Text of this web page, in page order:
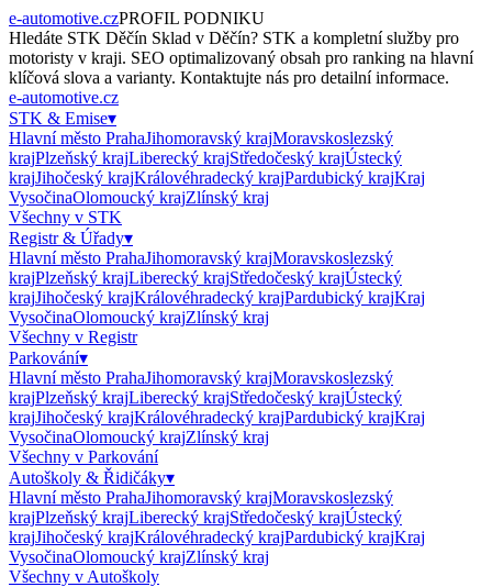
e-automotive.czPROFIL PODNIKU
Hledáte STK Děčín Sklad v Děčín? STK a kompletní služby pro
motoristy v kraji. SEO optimalizovaný obsah pro ranking na hlavní
klíčová slova a varianty. Kontaktujte nás pro detailní informace.
e-automotive.cz
STK & Emise▾
Hlavní město PrahaJihomoravský krajMoravskoslezský
krajPlzeňský krajLiberecký krajStředočeský krajÚstecký
krajJihočeský krajKrálovéhradecký krajPardubický krajKraj
VysočinaOlomoucký krajZlínský kraj
Všechny v STK
Registr & Úřady▾
Hlavní město PrahaJihomoravský krajMoravskoslezský
krajPlzeňský krajLiberecký krajStředočeský krajÚstecký
krajJihočeský krajKrálovéhradecký krajPardubický krajKraj
VysočinaOlomoucký krajZlínský kraj
Všechny v Registr
Parkování▾
Hlavní město PrahaJihomoravský krajMoravskoslezský
krajPlzeňský krajLiberecký krajStředočeský krajÚstecký
krajJihočeský krajKrálovéhradecký krajPardubický krajKraj
VysočinaOlomoucký krajZlínský kraj
Všechny v Parkování
Autoškoly & Řidičáky▾
Hlavní město PrahaJihomoravský krajMoravskoslezský
krajPlzeňský krajLiberecký krajStředočeský krajÚstecký
krajJihočeský krajKrálovéhradecký krajPardubický krajKraj
VysočinaOlomoucký krajZlínský kraj
Všechny v Autoškoly